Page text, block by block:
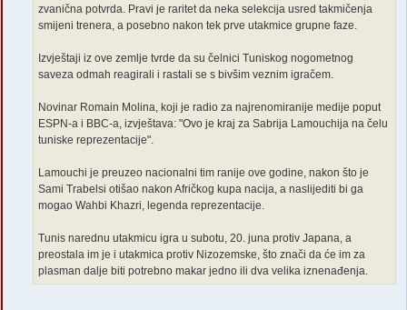
zvanična potvrda. Pravi je raritet da neka selekcija usred takmičenja
smijeni trenera, a posebno nakon tek prve utakmice grupne faze.
Izvještaji iz ove zemlje tvrde da su čelnici Tuniskog nogometnog
saveza odmah reagirali i rastali se s bivšim veznim igračem.
Novinar Romain Molina, koji je radio za najrenomiranije medije poput
ESPN-a i BBC-a, izvještava: "Ovo je kraj za Sabrija Lamouchija na čelu
tuniske reprezentacije".
Lamouchi je preuzeo nacionalni tim ranije ove godine, nakon što je
Sami Trabelsi otišao nakon Afričkog kupa nacija, a naslijediti bi ga
mogao Wahbi Khazri, legenda reprezentacije.
Tunis narednu utakmicu igra u subotu, 20. juna protiv Japana, a
preostala im je i utakmica protiv Nizozemske, što znači da će im za
plasman dalje biti potrebno makar jedno ili dva velika iznenađenja.